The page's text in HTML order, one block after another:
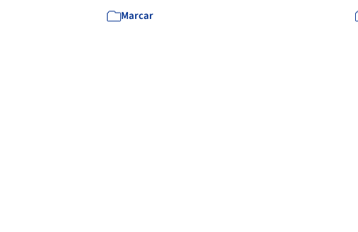
Marcar